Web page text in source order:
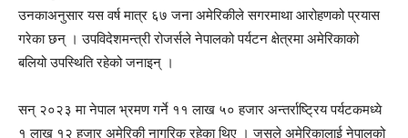
उनकाअनुसार यस वर्ष मात्र ६७ जना अमेरिकीले सगरमाथा आरोहणको प्रयास
गरेका छन् । उपविदेशमन्त्री रोजर्सले नेपालको पर्यटन क्षेत्रमा अमेरिकाको
बलियो उपस्थिति रहेको जनाइन् ।
सन् २०२३ मा नेपाल भ्रमण गर्ने ११ लाख ५० हजार अन्तर्राष्ट्रिय पर्यटकमध्ये
१ लाख १२ हजार अमेरिकी नागरिक रहेका थिए । जसले अमेरिकालाई नेपालको